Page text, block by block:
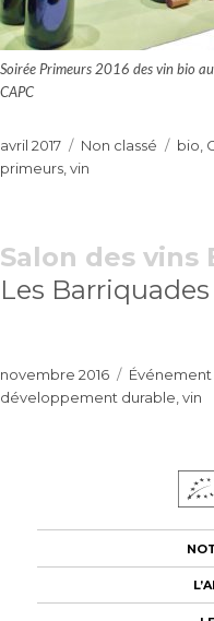
Soirée Primeurs 2016 des vin bio au
CAPC
Publié
le
avril 2017 Catégories
Non classé bio,
primeurs,vin
Salon des vins
Les Barriquades
Publié
le
novembre 2016 Catégories
Événement
développement durable,vin